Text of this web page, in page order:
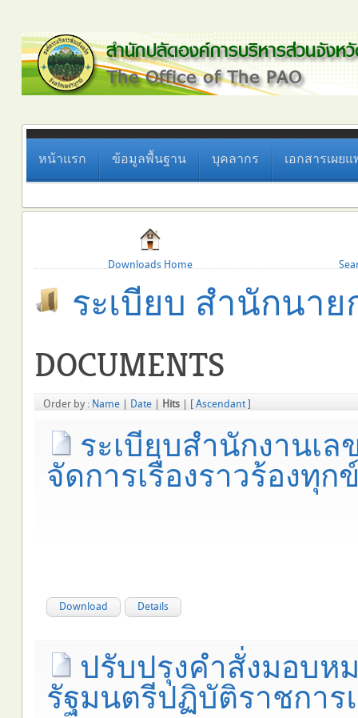
หน้าแรก ข้อมูลพื้นฐาน บุคลากร เอกสารเผยแ
Downloads Home
ระเบียบ สำนักนา
DOCUMENTS
Order by : Name Date Hits [ Ascendant ]
ระเบียบสำนักงานเ
จัดการเรื่องราวร้องทุก
Download Details
ปรับปรุงคำสั่งมอบห
รัฐมนตรีปฏิบัติราชกา